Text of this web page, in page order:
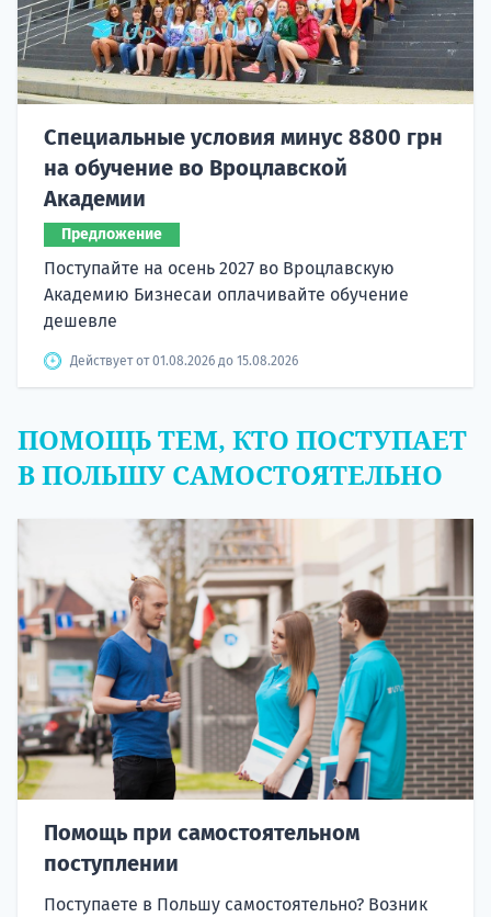
Специальные условия минус 8800 грн
на обучение во Вроцлавской
Академии
Предложение
Поступайте на осень 2027 во Вроцлавскую
Академию Бизнесаи оплачивайте обучение
дешевле
Действует от 01.08.2026 до 15.08.2026
ПОМОЩЬ ТЕМ, КТО ПОСТУПАЕТ
В ПОЛЬШУ САМОСТОЯТЕЛЬНО
Помощь при самостоятельном
поступлении
Поступаете в Польшу самостоятельно? Возник